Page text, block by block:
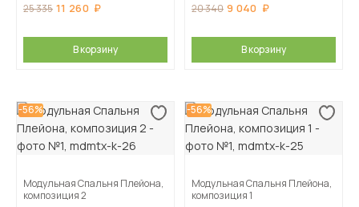
25 335 11 260
В корзину
20 340 9 040
В корзину
-56%
Модульная Спальня Плейона,
композиция 2
-56%
Модульная Спальня Плейона,
композиция 1